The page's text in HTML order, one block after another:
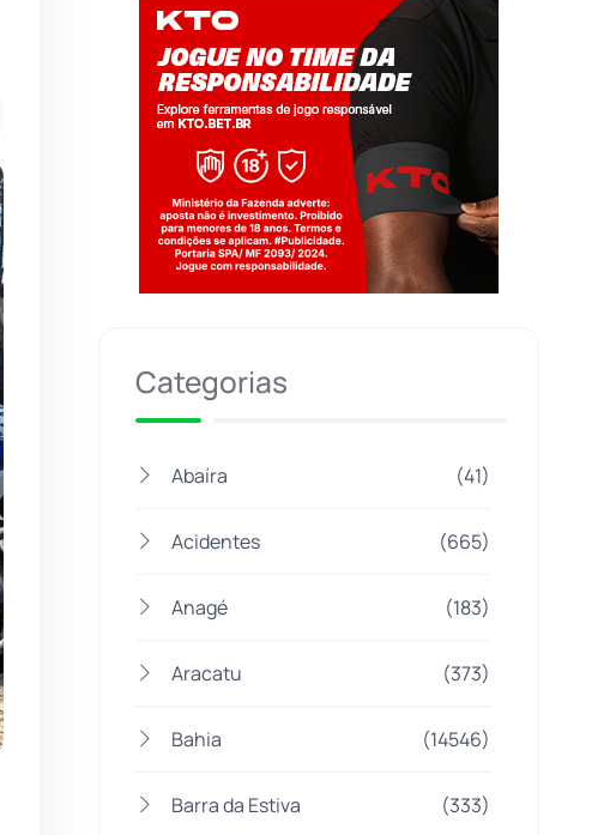
Categorias
Abaíra (41)
Acidentes (665)
Anagé (183)
Aracatu (373)
Bahia (14546)
Barra da Estiva (333)